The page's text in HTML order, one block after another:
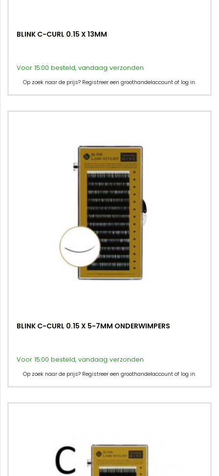
BLINK C-CURL 0.15 X 13MM
Voor 15:00 besteld, vandaag verzonden
Op zoek naar de prijs? Registreer een groothandelaccount of log in.
BLINK C-CURL 0.15 X 5-7MM ONDERWIMPERS
Voor 15:00 besteld, vandaag verzonden
Op zoek naar de prijs? Registreer een groothandelaccount of log in.